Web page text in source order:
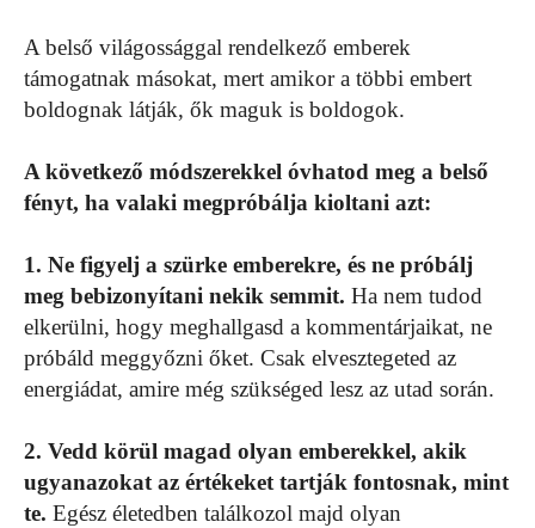
A belső világossággal rendelkező emberek
támogatnak másokat, mert amikor a többi embert
boldognak látják, ők maguk is boldogok.
A következő módszerekkel óvhatod meg a belső
fényt, ha valaki megpróbálja kioltani azt:
1. Ne figyelj a szürke emberekre, és ne próbálj
meg bebizonyítani nekik semmit. Ha nem tudod
elkerülni, hogy meghallgasd a kommentárjaikat, ne
próbáld meggyőzni őket. Csak elvesztegeted az
energiádat, amire még szükséged lesz az utad során.
2. Vedd körül magad olyan emberekkel, akik
ugyanazokat az értékeket tartják fontosnak, mint
te. Egész életedben találkozol majd olyan